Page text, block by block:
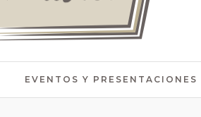
EVENTOS Y PRESENTACIONES